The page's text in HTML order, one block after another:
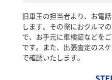
旧車王の担当者より、お電
します。その際におクルマ
で、お手元に車検証などを
です。また、出張査定のス
で確認いたします。